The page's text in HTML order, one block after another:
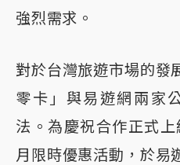
強烈需求。
對於台灣旅遊市場的
零卡」與易遊網兩家
法。為慶祝合作正式
月限時優惠活動，於